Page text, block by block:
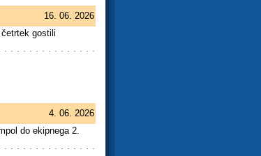
16. 06. 2026
gostili
4. 06. 2026
do ekipnega 2.